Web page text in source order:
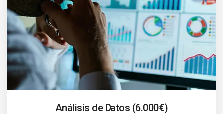
Análisis de Datos (6.000€)